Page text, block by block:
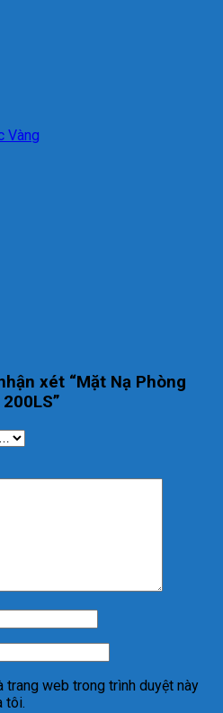
Vàng
xét “Mặt Nạ Phòng
trang web trong trình duyệt này
tôi.